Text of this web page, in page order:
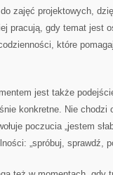
zajęć projektowych,
pracują, gdy temat jest
które
jest także
konkretne. Nie chodzi
poczucia „jestem
„spróbuj, sprawdź,